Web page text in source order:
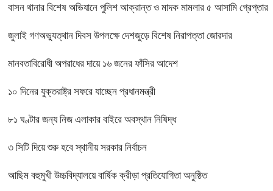
বাসন থানার বিশেষ অভিযানে পুলিশ আক্রান্ত ও মাদক মামলার ৫ আসামি গ্রেপ্তার
জুলাই গণঅভ্যুত্থান দিবস উপলক্ষে দেশজুড়ে বিশেষ নিরাপত্তা জোরদার
মানবতাবিরোধী অপরাধের দায়ে ১৬ জনের ফাঁসির আদেশ
১০ দিনের যুক্তরাষ্ট্র সফরে যাচ্ছেন প্রধানমন্ত্রী
৮১ ঘণ্টার জন্য নিজ এলাকার বাইরে অবস্থান নিষিদ্ধ
৩ সিটি দিয়ে শুরু হবে স্থানীয় সরকার নির্বাচন
আছিম বহুমুখী উচ্চবিদ্যালয়ে বার্ষিক ক্রীড়া প্রতিযোগিতা অনুষ্ঠিত